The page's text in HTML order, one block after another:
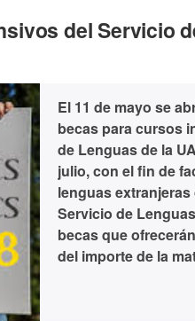
del Servicio
El 11 de mayo se
becas para cursos
de Lenguas de la
julio, con el fin de
lenguas
Servicio de
becas que
del importe de la